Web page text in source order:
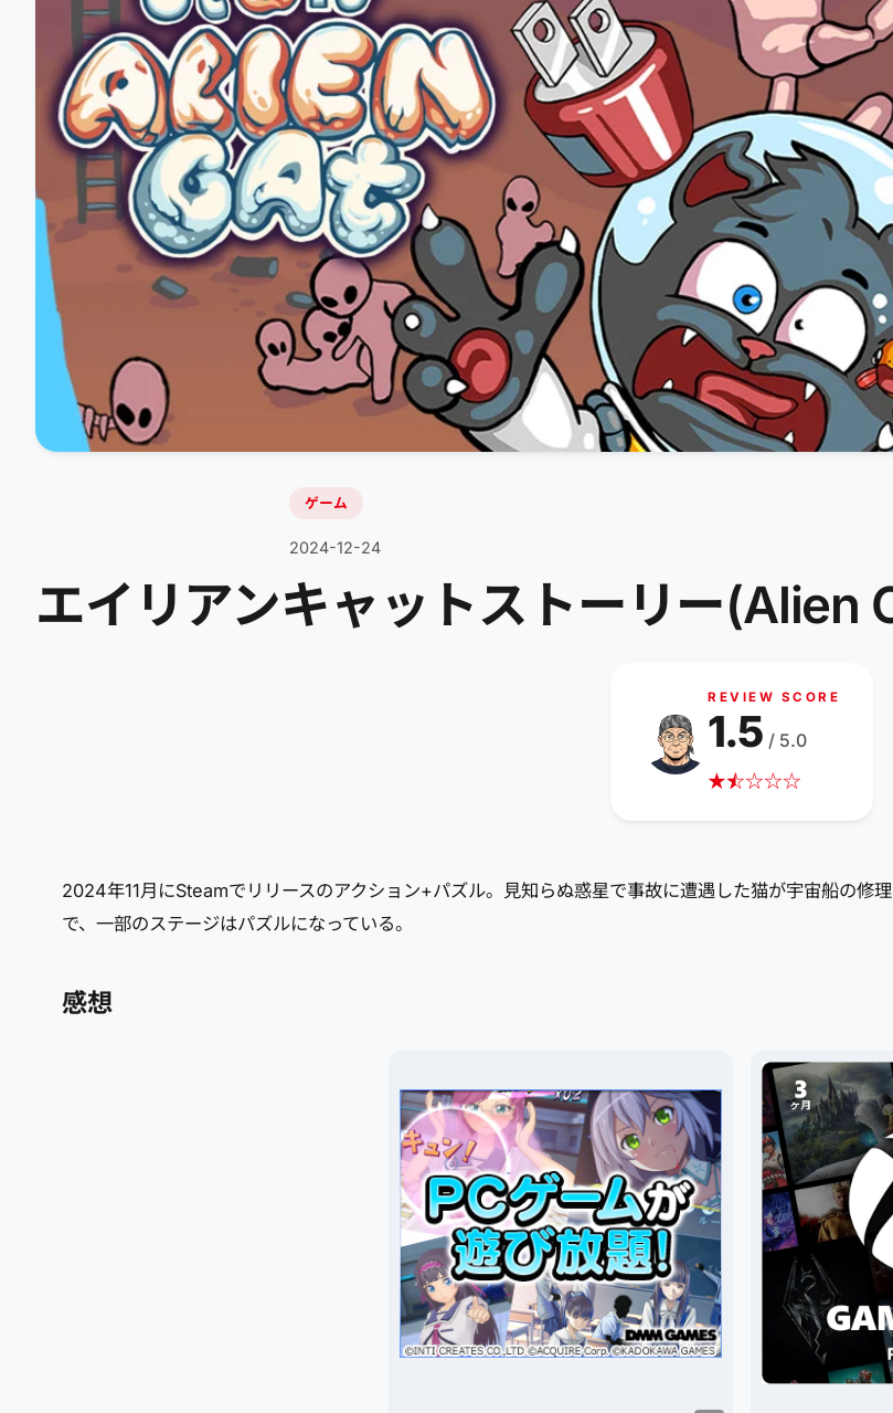
ゲーム
2024-12-24
エイリアンキャットストーリー(Alien
REVIEW SCORE
★☆
★☆☆☆
1.5 / 5.0
2024年11月にSteamでリリースのアクション+パズル。見知らぬ惑星で事故に遭遇した猫が宇宙船の修
で、一部のステージはパズルになっている。
感想